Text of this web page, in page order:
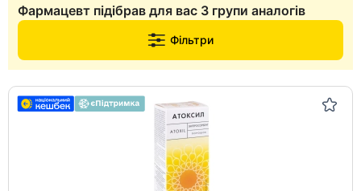
Фармацевт підібрав для вас 3 групи аналогів
Фільтри